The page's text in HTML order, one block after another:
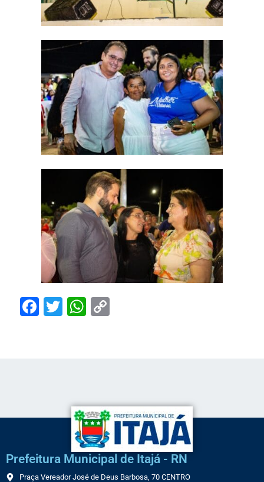
Facebook
TwitterWhatsApp
Prefeitura Municipal de Itajá - RN
Praça Vereador José de Deus Barbosa, 70 CENTRO